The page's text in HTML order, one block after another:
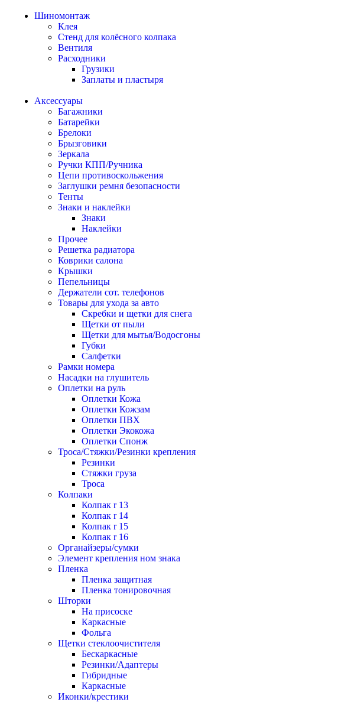
Шиномонтаж
Клея
Стенд для колёсного колпака
Вентиля
Расходники
Грузики
Заплаты и пластыря
Аксессуары
Багажники
Батарейки
Брелоки
Брызговики
Зеркала
Ручки КПП/Ручника
Цепи противоскольжения
Заглушки ремня безопасности
Тенты
Знаки и наклейки
Знаки
Наклейки
Прочее
Решетка радиатора
Коврики салона
Крышки
Пепельницы
Держатели сот. телефонов
Товары для ухода за авто
Скребки и щетки для снега
Щетки от пыли
Щетки для мытья/Водосгоны
Губки
Салфетки
Рамки номера
Насадки на глушитель
Оплетки на руль
Оплетки Кожа
Оплетки Кожзам
Оплетки ПВХ
Оплетки Экокожа
Оплетки Спонж
Троса/Стяжки/Резинки крепления
Резинки
Стяжки груза
Троса
Колпаки
Колпак r 13
Колпак r 14
Колпак r 15
Колпак r 16
Органайзеры/сумки
Элемент крепления ном знака
Пленка
Пленка защитная
Пленка тонировочная
Шторки
На присоске
Каркасные
Фольга
Щетки стеклоочистителя
Бескаркасные
Резинки/Адаптеры
Гибридные
Каркасные
Иконки/крестики